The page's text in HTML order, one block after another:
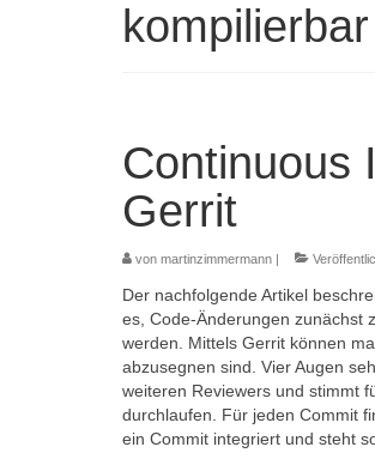
kompilierbar
Continuous
Gerrit
von martinzimmermann |
Der nachfolgende Artikel
es, Code-Änderungen zunächst
werden. Mittels Gerrit können
abzusegnen sind. Vier Augen
weiteren Reviewers und stimmt
durchlaufen. Für jeden Commit
ein Commit integriert und steht